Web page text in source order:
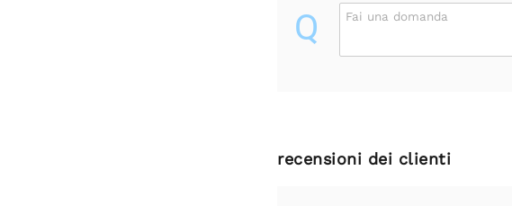
Q Fai una domanda
recensioni dei clienti